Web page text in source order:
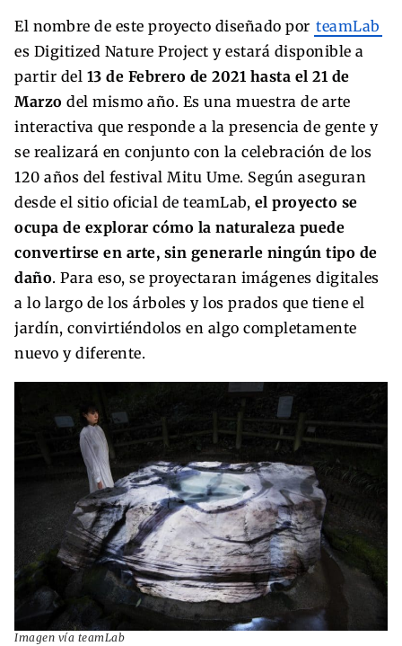
El nombre de este proyecto diseñado por teamLab
es Digitized Nature Project y estará disponible a
partir del 13 de Febrero de 2021 hasta el 21 de
Marzo del mismo año. Es una muestra de arte
interactiva que responde a la presencia de gente y
se realizará en conjunto con la celebración de los
120 años del festival Mitu Ume. Según aseguran
desde el sitio oficial de teamLab, el proyecto se
ocupa de explorar cómo la naturaleza puede
convertirse en arte, sin generarle ningún tipo de
daño. Para eso, se proyectaran imágenes digitales
a lo largo de los árboles y los prados que tiene el
jardín, convirtiéndolos en algo completamente
nuevo y diferente.
Imagen vía teamLab